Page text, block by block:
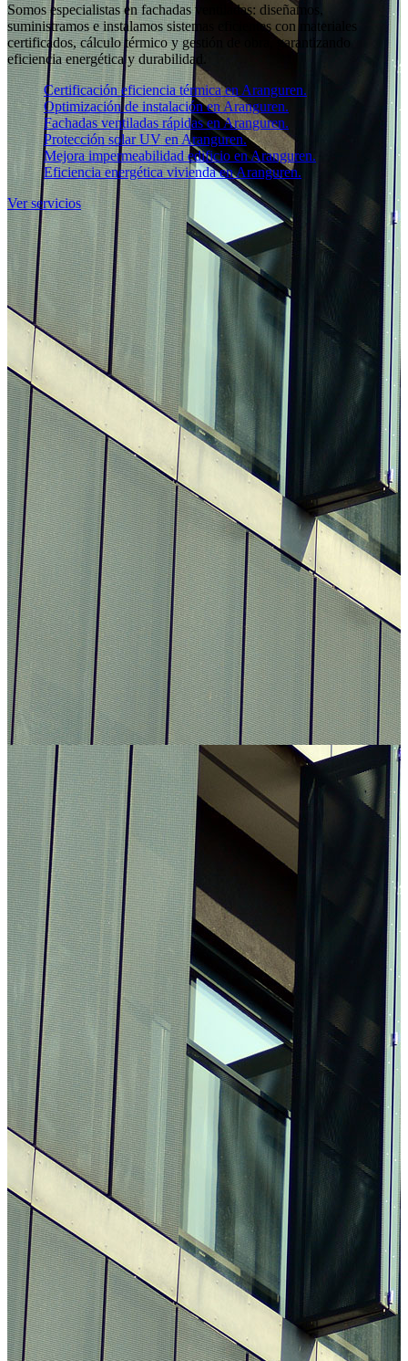
Somos especialistas en fachadas ventiladas: diseñamos,
suministramos e instalamos sistemas eficientes con materiales
certificados, cálculo térmico y gestión de obra, garantizando
eficiencia energética y durabilidad.
Certificación eficiencia térmica en Aranguren.
Optimización de instalación en Aranguren.
Fachadas ventiladas rápidas en Aranguren.
Protección solar UV en Aranguren.
Mejora impermeabilidad edificio en Aranguren.
Eficiencia energética vivienda en Aranguren.
Ver servicios